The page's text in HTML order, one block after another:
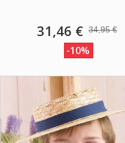
31,46 € 34,95 €
-10%